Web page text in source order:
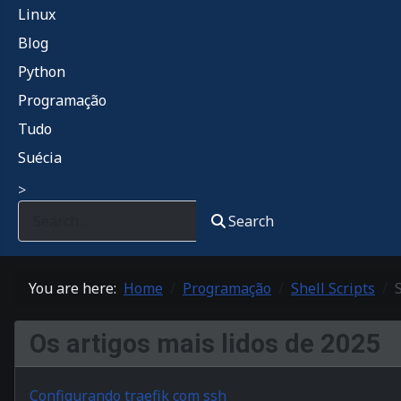
Linux
Blog
Python
Programação
Tudo
Suécia
>
Search
You are here: Home Programação Shell Scripts
Os artigos mais lidos de 2025
Configurando traefik com ssh